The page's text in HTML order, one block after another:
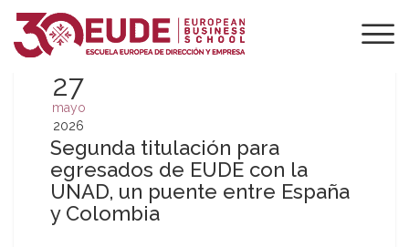
27
mayo
2026
Segunda titulación para
egresados de EUDE con la
UNAD, un puente entre España
y Colombia